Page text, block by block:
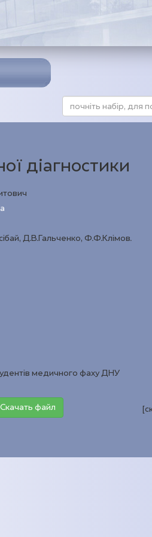
діагностики
Д.В.Гальченко, Ф.Ф.Клімов.
медичного фаху ДНУ
Скачать файл